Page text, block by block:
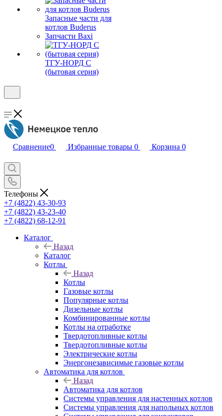
Запасные части для
котлов Buderus
Запчасти Baxi
ТГУ-НОРД С
(бытовая серия)
Сравнение0 Избранные товары 0 Корзина 0
Телефоны
+7 (4822) 43-30-93
+7 (4822) 43-23-40
+7 (4822) 68-12-91
Каталог
Назад
Каталог
Котлы
Назад
Котлы
Газовые котлы
Популярные котлы
Дизельные котлы
Комбинированные котлы
Котлы на отработке
Твердотопливные котлы
Твердотопливные котлы
Электрические котлы
Энергонезависимые газовые котлы
Автоматика для котлов
Назад
Автоматика для котлов
Системы управления для настенных котлов
Системы управления для напольных котлов